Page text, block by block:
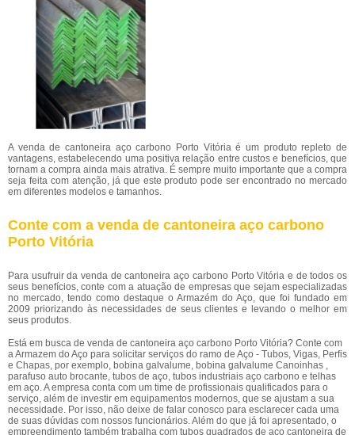
A venda de cantoneira aço carbono Porto Vitória é um produto repleto de
vantagens, estabelecendo uma positiva relação entre custos e benefícios, que
tornam a compra ainda mais atrativa. É sempre muito importante que a compra
seja feita com atenção, já que este produto pode ser encontrado no mercado
em diferentes modelos e tamanhos.
Conte com a venda de cantoneira aço carbono
Porto Vitória
Para usufruir da venda de cantoneira aço carbono Porto Vitória e de todos os
seus benefícios, conte com a atuação de empresas que sejam especializadas
no mercado, tendo como destaque o Armazém do Aço, que foi fundado em
2009 priorizando às necessidades de seus clientes e levando o melhor em
seus produtos.
Está em busca de venda de cantoneira aço carbono Porto Vitória? Conte com
a Armazem do Aço para solicitar serviços do ramo de Aço - Tubos, Vigas, Perfis
e Chapas, por exemplo, bobina galvalume, bobina galvalume Canoinhas ,
parafuso auto brocante, tubos de aço, tubos industriais aço carbono e telhas
em aço. A empresa conta com um time de profissionais qualificados para o
serviço, além de investir em equipamentos modernos, que se ajustam a sua
necessidade. Por isso, não deixe de falar conosco para esclarecer cada uma
de suas dúvidas com nossos funcionários. Além do que já foi apresentado, o
empreendimento também trabalha com tubos quadrados de aço cantoneira de